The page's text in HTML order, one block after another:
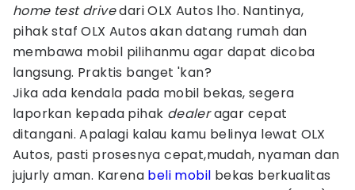
home test drivedari OLX Autos lho. Nantinya,
pihak staf OLX Autos akan datang rumah dan
membawa mobil pilihanmu agar dapat dicoba
langsung. Praktis banget 'kan?
Jika ada kendala pada mobil bekas, segera
laporkan kepada pihak dealeragar cepat
ditangani. Apalagi kalau kamu belinya lewat OLX
Autos, pasti prosesnya cepat,mudah, nyaman dan
jujurly aman. Karena beli mobil bekas berkualitas